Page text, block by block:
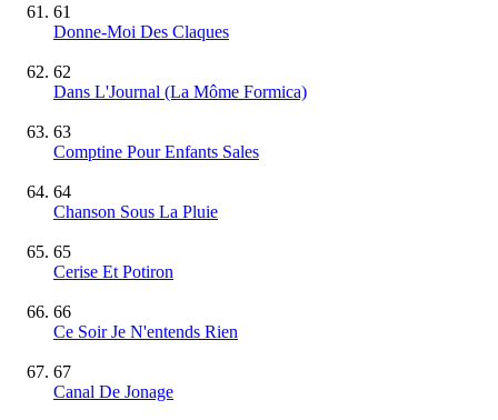
61
Donne-Moi Des Claques
62
Dans L'Journal (La Môme Formica)
63
Comptine Pour Enfants Sales
64
Chanson Sous La Pluie
65
Cerise Et Potiron
66
Ce Soir Je N'entends Rien
67
Canal De Jonage